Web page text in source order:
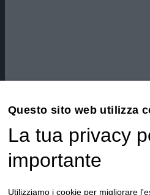
Questo sito web utilizza
La tua privacy
importante
Utilizziamo i cookie per migliorare